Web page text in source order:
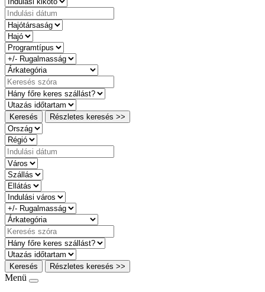
Keresés Részletes keresés >>
Keresés Részletes keresés >>
Menü